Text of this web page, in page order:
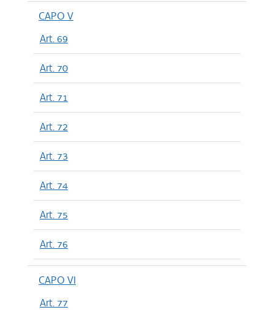
CAPO V
Art. 69
Art. 70
Art. 71
Art. 72
Art. 73
Art. 74
Art. 75
Art. 76
CAPO VI
Art. 77